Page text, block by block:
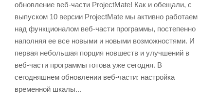
обновление веб-части ProjectMate! Как и обещали, с
выпуском 10 версии ProjectMate мы активно работаем
над функционалом веб-части программы, постепенно
наполняя ее все новыми и новыми возможностями. И
первая небольшая порция новшеств и улучшений в
веб-части программы готова уже сегодня. В
сегодняшнем обновлении веб-части: настройка
временной шкалы...